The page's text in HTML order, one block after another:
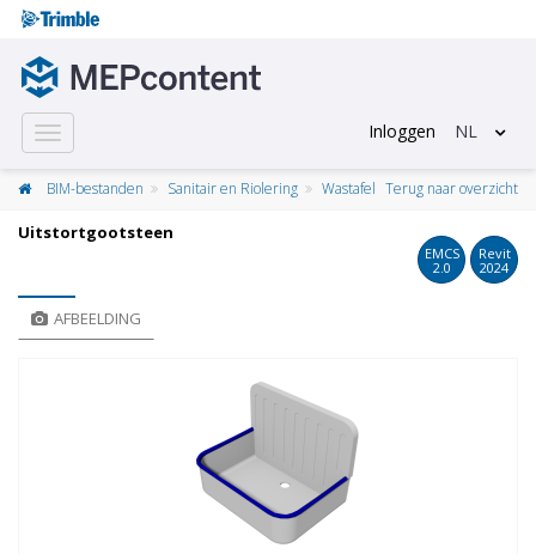
Toggle
navigation
Inloggen NL
BIM-bestanden Sanitair en Riolering Wastafel Terug naar overzicht
Uitstortgootsteen
EMCS
2.0
Revit
2024
AFBEELDING